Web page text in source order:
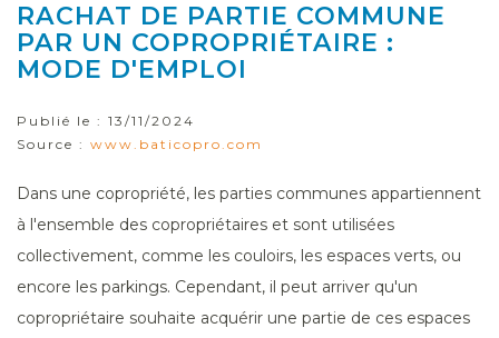
RACHAT DE PARTIE COMMUNE
PAR UN COPROPRIÉTAIRE :
MODE D'EMPLOI
Publié le : 13/11/2024
Source : www.baticopro.com
Dans une copropriété, les parties communes appartiennent
à l'ensemble des copropriétaires et sont utilisées
collectivement, comme les couloirs, les espaces verts, ou
encore les parkings. Cependant, il peut arriver qu'un
copropriétaire souhaite acquérir une partie de ces espaces